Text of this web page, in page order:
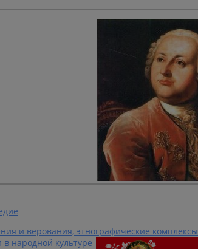
и верования, этнографические комплексы
народной культуре